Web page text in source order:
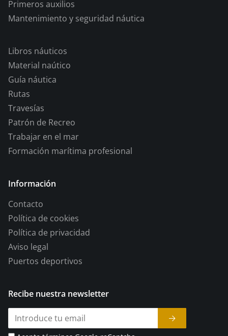
Primeros auxilios
Mantenimiento y seguridad náutica
Libros náuticos
Material naútico
Guía náutica
Rutas
Travesías
Patrón de Recreo
Trabajar en el mar
Formación marítima profesional
Información
Contacto
Política de cookies
Política de privacidad
Aviso legal
Puertos deportivos
Recibe nuestra newsletter